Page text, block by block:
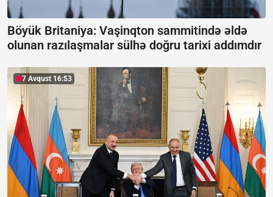
Böyük Britaniya: Vaşinqton sammitində əldə
olunan razılaşmalar sülhə doğru tarixi addımdır
7 Avqust 16:53